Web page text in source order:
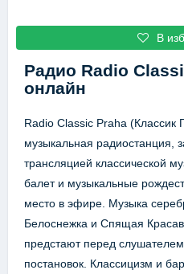
В
Радио Radio
онлайн
Radio Classic Praha
музыкальная
трансляцией классической
балет и музыкальные
место в эфире. Музыка
Белоснежка и Спящая
предстают перед
постановок. Классицизм и